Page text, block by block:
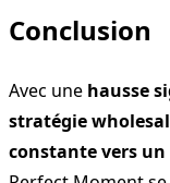
Conclusion
Avec une hausse
stratégie
constante vers